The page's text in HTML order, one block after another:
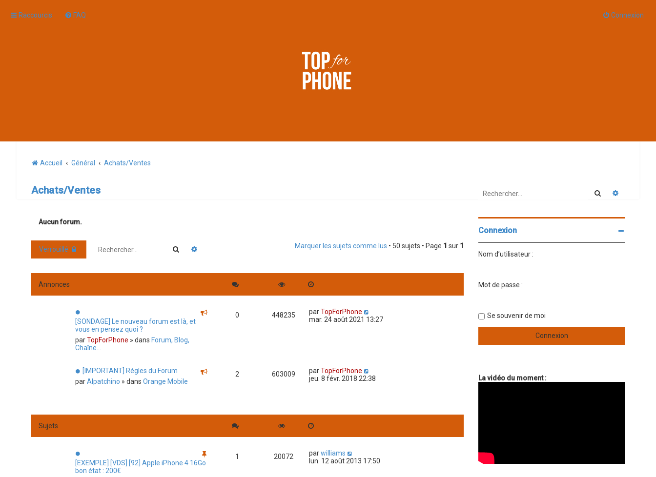
Raccourcis FAQ Connexion
Accueil Général Achats/Ventes
Achats/Ventes
Aucun forum.
Verrouillé Rechercher Marquer les sujets comme lus • 50 sujets • Page 1 sur 1
Annonces
[SONDAGE] Le nouveau forum est là, et
vous en pensez quoi ?
parTopForPhone » dans Forum, Blog,
Chaîne...
0 448235 parTopForPhone
mar. 24 août 2021 13:27
[IMPORTANT] Régles du Forum
parAlpatchino » dans Orange Mobile
2 603009 parTopForPhone
jeu. 8 févr. 2018 22:38
Sujets
[EXEMPLE] [VDS] [92] Apple iPhone 4 16Go
bon état : 200€
1 20072 parwilliams
lun. 12 août 2013 17:50
Rechercher
Connexion
Nom d’utilisateur :
Mot de passe :
Se souvenir de moi
La vidéo du moment :